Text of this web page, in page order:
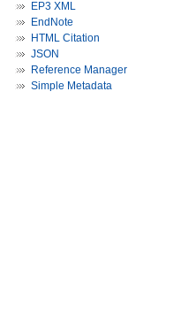
EP3 XML
EndNote
HTML Citation
JSON
Reference Manager
Simple Metadata